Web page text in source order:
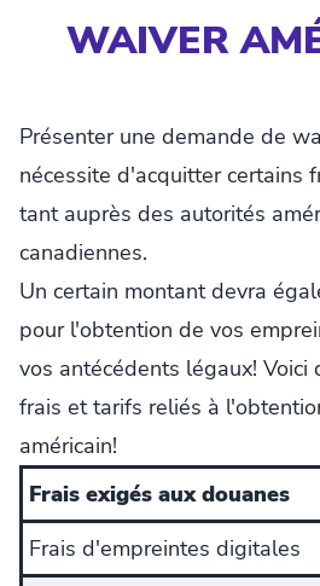
WAIVER
Présenter une demande de
nécessite d'acquitter certains
tant auprès des autorités
canadiennes.
Un certain montant devra
pour l'obtention de vos
vos antécédents légaux! Voici
frais et tarifs reliés à
américain!
Frais exigés aux douanes
Frais d'empreintes digitales